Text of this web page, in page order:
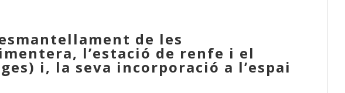
de les
l’estació de renfe i el
i, la seva incorporació a l’espai